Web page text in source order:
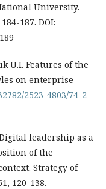
University.
187. DOI:
U.I. Features of the
on enterprise
2523-4803/74-2-
Digital leadership as a
of the
Strategy of
120-138.